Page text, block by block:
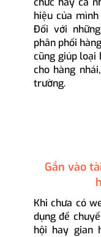
hiệu của
Đối với
phân phối
cũng giúp loại
cho hàng
trường.
Gắn vào
Khi chưa có
dụng để
hội hay gian